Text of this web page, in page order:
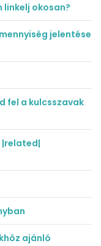
linkelj okosan?
jelentése
fel a kulcsszavak
|related|
ajánló